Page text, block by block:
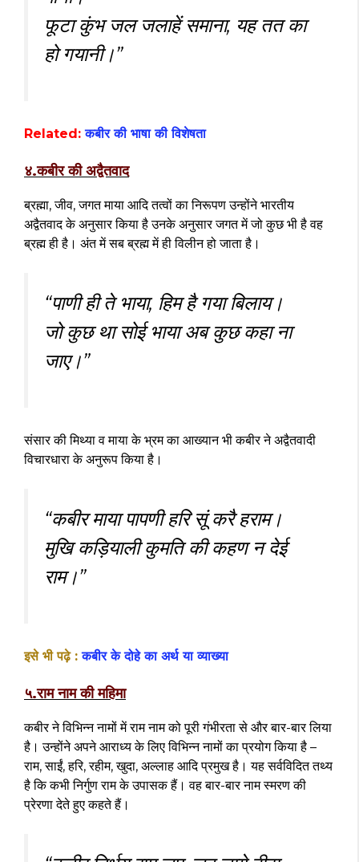
फूटा कुंभ जल जलाहें समाना, यह तत का
हो गयानी।”
Related:कबीर की भाषा की विशेषता
४.कबीर की अद्वैतवाद
ब्रह्मा, जीव, जगत माया आदि तत्वों का निरूपण उन्होंने भारतीय
अद्वैतवाद के अनुसार किया है उनके अनुसार जगत में जो कुछ भी है वह
ब्रह्म ही है। अंत में सब ब्रह्म में ही विलीन हो जाता है।
“पाणी ही ते भाया, हिम है गया बिलाय।
जो कुछ था सोई भाया अब कुछ कहा ना
जाए।”
संसार की मिथ्या व माया के भ्रम का आख्यान भी कबीर ने अद्वैतवादी
विचारधारा के अनुरूप किया है।
“कबीर माया पापणी हरि सूं करै हराम।
मुखि कड़ियाली कुमति की कहण न देई
राम।”
इसे भी पढ़े :कबीर के दोहे का अर्थ या व्याख्या
५.राम नाम की महिमा
कबीर ने विभिन्न नामों में राम नाम को पूरी गंभीरता से और बार-बार लिया
है। उन्होंने अपने आराध्य के लिए विभिन्न नामों का प्रयोग किया है –
राम, साईं, हरि, रहीम, खुदा, अल्लाह आदि प्रमुख है। यह सर्वविदित तथ्य
है कि कभी निर्गुण राम के उपासक हैं। वह बार-बार नाम स्मरण की
प्रेरणा देते हुए कहते हैं।